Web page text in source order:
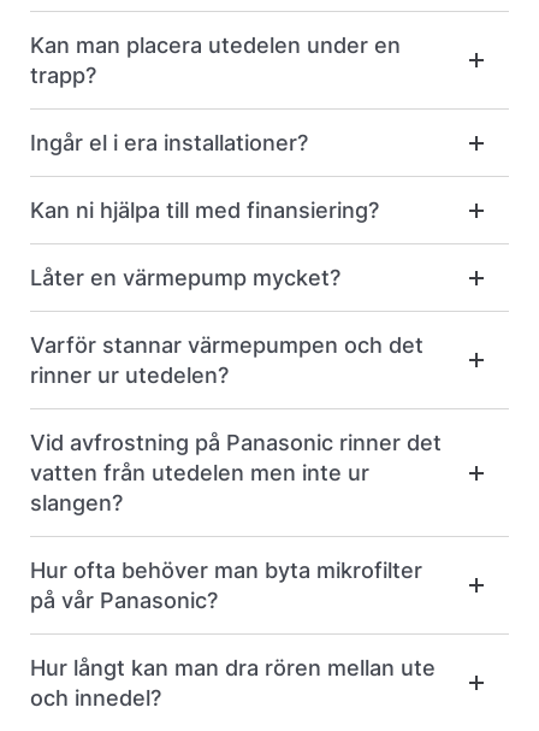
Kan man placera utedelen under en
trapp?
Ingår el i era installationer?
Kan ni hjälpa till med finansiering?
Låter en värmepump mycket?
Varför stannar värmepumpen och det
rinner ur utedelen?
Vid avfrostning på Panasonic rinner det
vatten från utedelen men inte ur
slangen?
Hur ofta behöver man byta mikrofilter
på vår Panasonic?
Hur långt kan man dra rören mellan ute
och innedel?